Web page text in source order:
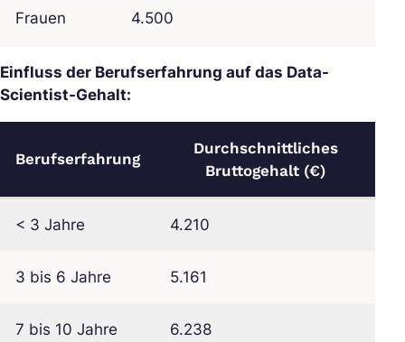
Frauen 4.500
Einfluss der Berufserfahrung auf das Data-
Scientist-Gehalt:
Berufserfahrung
Durchschnittliches
Bruttogehalt (€)
< 3 Jahre 4.210
3 bis 6 Jahre 5.161
7 bis 10 Jahre 6.238